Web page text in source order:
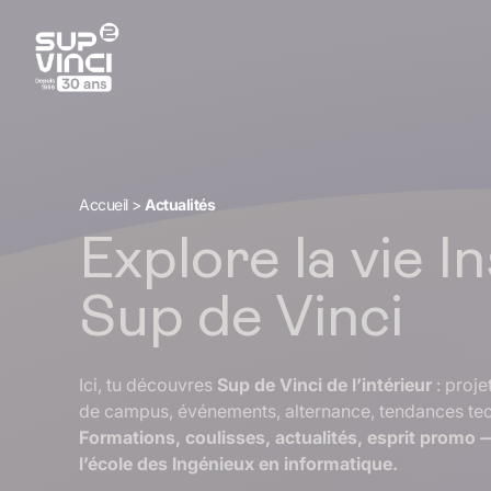
Accueil> Actualités
Explore la vie
Sup de Vinci
Ici, tu découvres Sup de Vinci de l’intérieur :
de campus, événements, alternance, tendances
Formations, coulisses, actualités, esprit promo
l’école des Ingénieux en informatique.